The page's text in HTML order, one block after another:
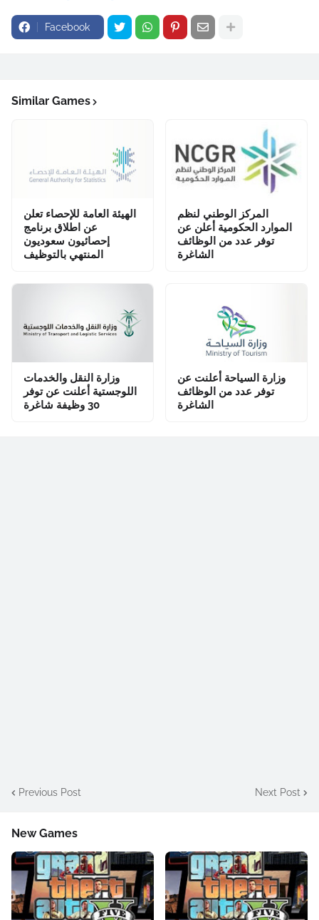
Facebook
Similar Games
الهيئة العامة للإحصاء تعلن
عن اطلاق برنامج
إحصائيون سعوديون
المنتهي بالتوظيف
المركز الوطني لنظم
الموارد الحكومية أعلن عن
توفر عدد من الوظائف
الشاغرة
وزارة النقل والخدمات
اللوجستية أعلنت عن توفر
30 وظيفة شاغرة
وزارة السياحة أعلنت عن
توفر عدد من الوظائف
الشاغرة
Previous Post Next Post
New Games